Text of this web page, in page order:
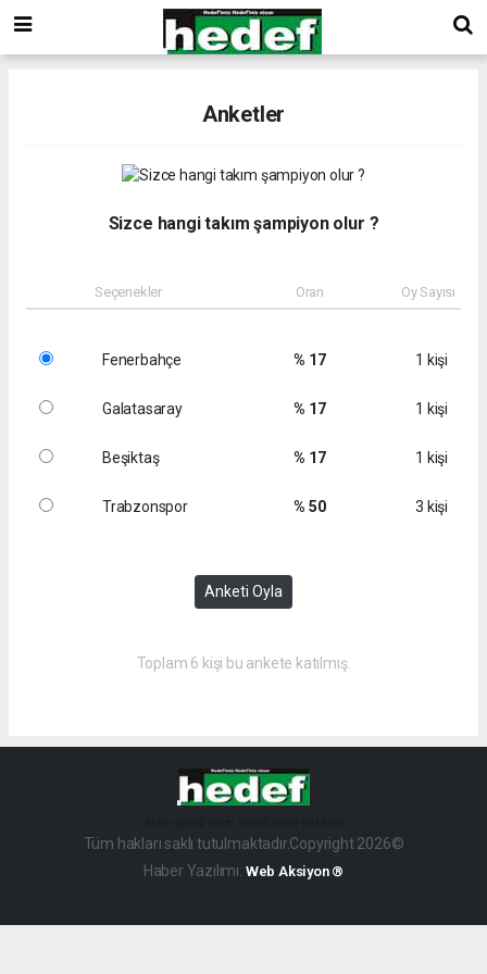
Anketler
Sizce hangi takım şampiyon olur ?
Seçenekler Oran Oy Sayısı
Fenerbahçe % 17 1 kişi
Galatasaray % 17 1 kişi
Beşiktaş % 17 1 kişi
Trabzonspor % 50 3 kişi
Anketi Oyla
Toplam 6 kişi bu ankete katılmış.
Tüm hakları saklı tutulmaktadır.Copyright 2026©
Haber Yazılımı: Web Aksiyon ®